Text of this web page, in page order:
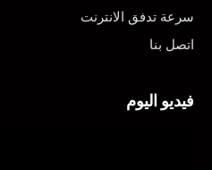
سرعة تدفق الانترنت
اتصل بنا
فيديو اليوم